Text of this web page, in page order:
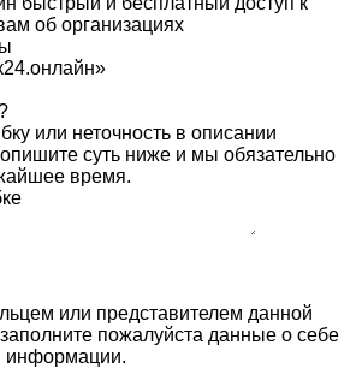
об организациях
или неточность в описании
суть ниже и мы обязательно
время.
или представителем данной
пожалуйста данные о себе
информации.